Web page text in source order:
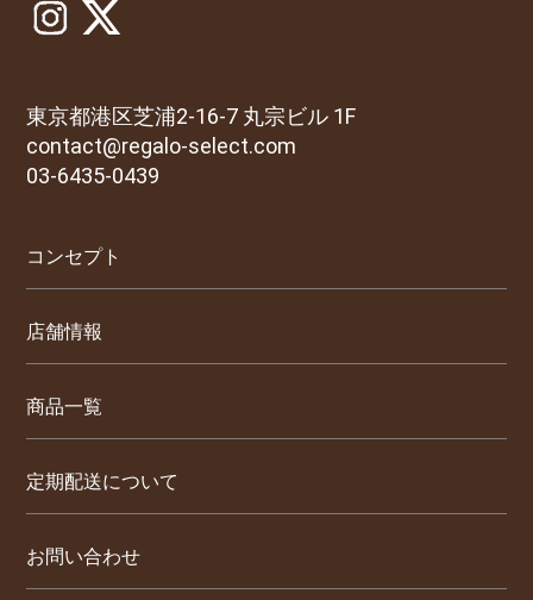
東京都港区芝浦2-16-7 丸宗ビル 1F
contact@regalo-select.com
03-6435-0439
コンセプト
店舗情報
商品一覧
定期配送について
お問い合わせ